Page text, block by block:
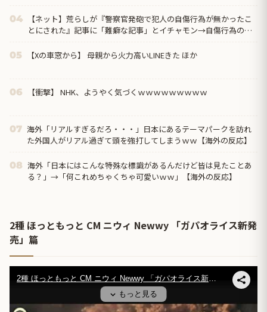
04
【ネット】荒らしが『警察官発砲で犯人の自傷行為が無かったこ
とにされた』記事に「難癖な記事」とイチャモン→自傷行為の動
05 【Xの車窓から】 母親から火力高いLINEきた ほか
06 【衝撃】 NHK、ようやく気づくｗｗｗｗｗｗｗｗｗ
07 海外「リアルすぎるだろ・・・」日本にあるテーマパークを訪れ
た外国人がリアル過ぎて頭を強打してしまうｗｗ【海外の反応】
08 海外「日本にはこんな特殊な標識があるんだけど皆は見たことあ
る？」→「何これめちゃくちゃ可愛いｗｗ」【海外の反応】
2種 ほっともっと CM ニウィ Newwy 「ガパオライス新発
売」篇